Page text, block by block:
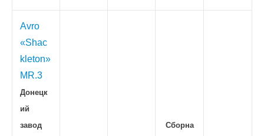
Avro
«Shac
kleton»
MR.3
Донецк
ий
завод
Сборна